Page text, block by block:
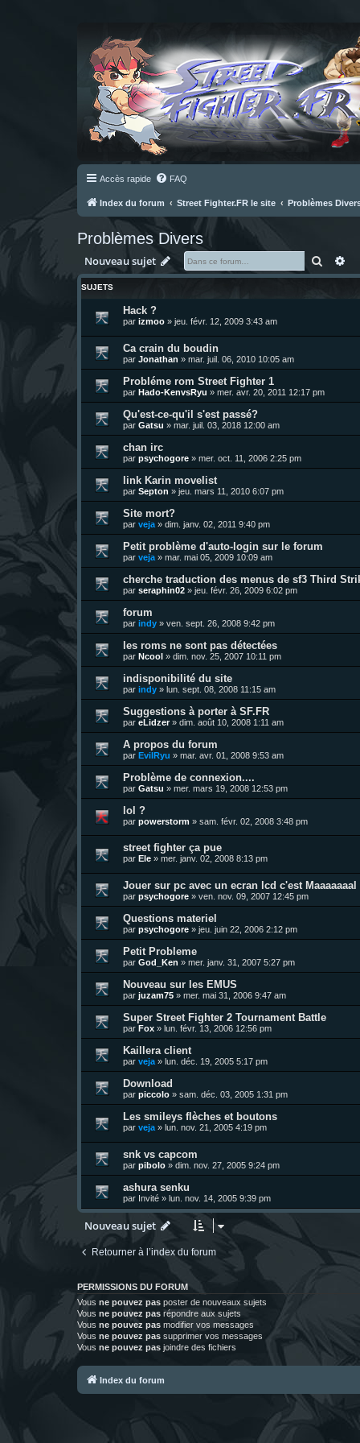
Accès rapide FAQ
Index du forum Street Fighter.FR le site Problèmes
Problèmes Divers
Nouveau sujet
SUJETS
Hack ?
par izmoo » jeu. févr. 12, 2009 3:43 am
Ca crain du boudin
par Jonathan » mar. juil. 06, 2010 10:05 am
Probléme rom Street Fighter 1
par Hado-KenvsRyu » mer. avr. 20, 2011 12:17 pm
Qu'est-ce-qu'il s'est passé?
par Gatsu » mar. juil. 03, 2018 12:00 am
chan irc
par psychogore » mer. oct. 11, 2006 2:25 pm
link Karin movelist
par Septon » jeu. mars 11, 2010 6:07 pm
Site mort?
par veja » dim. janv. 02, 2011 9:40 pm
Petit problème d'auto-login sur le forum
par veja » mar. mai 05, 2009 10:09 am
cherche traduction des menus de sf3 Third
par seraphin02 » jeu. févr. 26, 2009 6:02 pm
forum
par indy » ven. sept. 26, 2008 9:42 pm
les roms ne sont pas détectées
par Ncool » dim. nov. 25, 2007 10:11 pm
indisponibilité du site
par indy » lun. sept. 08, 2008 11:15 am
Suggestions à porter à SF.FR
par eLidzer» dim. août 10, 2008 1:11 am
A propos du forum
par EvilRyu » mar. avr. 01, 2008 9:53 am
Problème de connexion....
par Gatsu » mer. mars 19, 2008 12:53 pm
lol ?
par powerstorm » sam. févr. 02, 2008 3:48 pm
street fighter ça pue
par Ele » mer. janv. 02, 2008 8:13 pm
Jouer sur pc avec un ecran lcd c'est Maaaaaaal
par psychogore » ven. nov. 09, 2007 12:45 pm
Questions materiel
par psychogore » jeu. juin 22, 2006 2:12 pm
Petit Probleme
par God_Ken » mer. janv. 31, 2007 5:27 pm
Nouveau sur les EMUS
par juzam75 » mer. mai 31, 2006 9:47 am
Super Street Fighter 2 Tournament Battle
par Fox » lun. févr. 13, 2006 12:56 pm
Kaillera client
par veja » lun. déc. 19, 2005 5:17 pm
Download
par piccolo » sam. déc. 03, 2005 1:31 pm
Les smileys flèches et boutons
par veja » lun. nov. 21, 2005 4:19 pm
snk vs capcom
par pibolo » dim. nov. 27, 2005 9:24 pm
ashura senku
par Invité » lun. nov. 14, 2005 9:39 pm
Nouveau sujet
Retourner à l’index du forum
PERMISSIONS DU FORUM
Vous ne pouvez pas poster de nouveaux sujets
Vous ne pouvez pas répondre aux sujets
Vous ne pouvez pas modifier vos messages
Vous ne pouvez pas supprimer vos messages
Vous ne pouvez pas joindre des fichiers
Index du forum